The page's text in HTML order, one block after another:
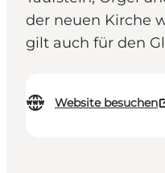
der neuen Kirche
gilt auch für den
Website besuchen